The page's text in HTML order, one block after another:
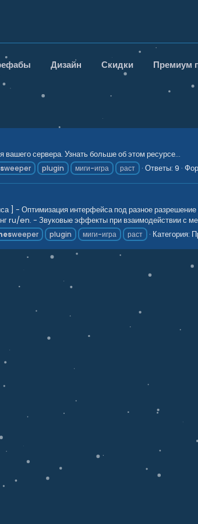
Дизайн Скидки Премиум
сервера. Узнать больше об этом ресурсе...
weeper plugin миги-игра раст Ответы: 9
] - Оптимизация интерфейса под разное
ru/en. - Звуковые эффекты при взаимодействии с
weeper plugin миги-игра раст Категория: